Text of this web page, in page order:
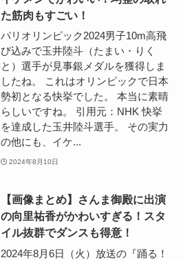
た筋肉もすごい！
パリオリンピック2024男子10m高飛
び込みで玉井陸斗（たまい・りく
と）選手が見事銀メダルを獲得しま
したね。 これはオリンピックで日本
勢初となる快挙でした。 本当に素晴
らしいですね。 引用元：NHK 快挙
を達成した玉井陸斗選手。 その実力
の他にも、イケ...
2024年8月10日
【画像まとめ】さんま御殿に出演
の向里祐香がかわいすぎる！スタ
イル抜群でダンスも得意！
2024年8月6日（火）放送の『踊る！